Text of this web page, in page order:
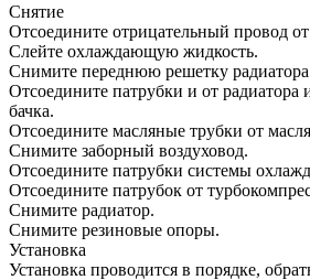
Снятие
Отсоедините отрицательный провод от
Слейте охлаждающую жидкость.
Снимите переднюю решетку
Отсоедините патрубки и от радиатора
бачка.
Отсоедините масляные трубки от
Снимите заборный воздуховод.
Отсоедините патрубки системы
Отсоедините патрубок от
Снимите радиатор.
Снимите резиновые опоры.
Установка
Установка проводится в порядке,